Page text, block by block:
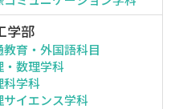
学部
教育・外国語科目
・数理学科
科学科
サイエンス学科